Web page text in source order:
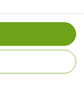
Bereiding